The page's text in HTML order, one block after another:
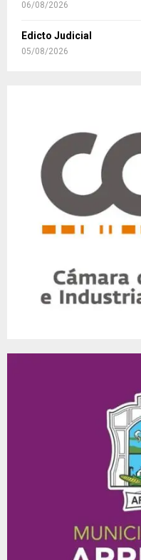
06/08/2026
Edicto Judicial
05/08/2026